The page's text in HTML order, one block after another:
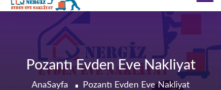
Pozantı‎ Evden Eve Nakliyat
AnaSayfa Pozantı‎ Evden Eve Nakliyat